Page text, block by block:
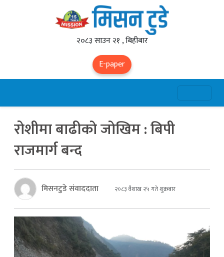
२०८३ साउन २१ , बिहीबार
E-paper
रोशीमा बाढीकाे जाेखिम : बिपी
राजमार्ग बन्द
मिसनटुडे संवाददाता २०८३ वैशाख २५ गते शुक्रबार